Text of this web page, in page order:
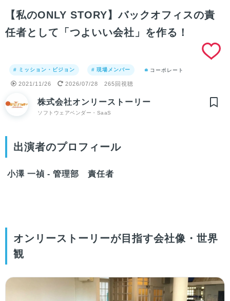
【私のONLY STORY】バックオフィスの責
任者として「つよいい会社」を作る！
# ミッション・ビジョン # 現場メンバー コーポレート
2021/11/26 2026/07/28 265回視聴
株式会社オンリーストーリー
ソフトウェアベンダー・SaaS
出演者のプロフィール
小澤 一禎 - 管理部 責任者
オンリーストーリーが目指す会社像・世界
観